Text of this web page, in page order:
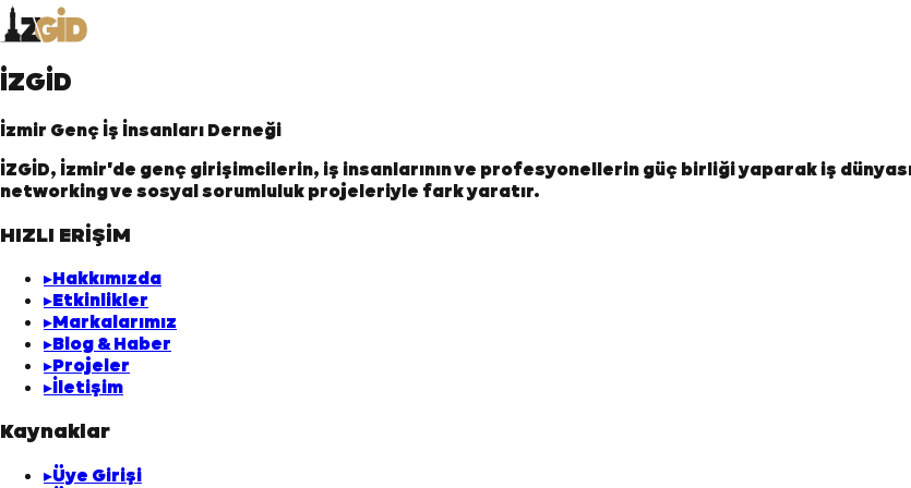
İZGİD
İzmir Genç İş İnsanları Derneği
İZGİD, İzmir'de genç girişimcilerin, iş insanlarının ve profesyonellerin güç birliği yaparak iş
networking ve sosyal sorumluluk projeleriyle fark yaratır.
HIZLI ERİŞİM
▸Hakkımızda
▸Etkinlikler
▸Markalarımız
▸Blog & Haber
▸Projeler
▸İletişim
Kaynaklar
▸Üye Girişi